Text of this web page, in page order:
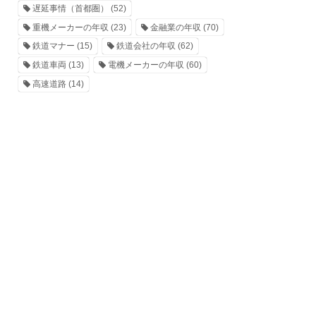
遅延事情（首都圏）
(52)
重機メーカーの年収 (23) 金融業の年収 (70)
鉄道マナー (15) 鉄道会社の年収 (62)
鉄道車両 (13) 電機メーカーの年収 (60)
高速道路 (14)